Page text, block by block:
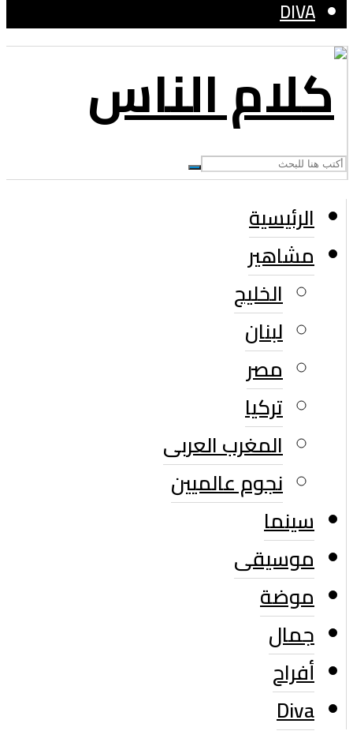
DIVA
الرئيسية
مشاهير
الخليج
لبنان
مصر
تركيا
المغرب العربى
نجوم عالميين
سينما
موسيقى
موضة
جمال
أفراح
Diva